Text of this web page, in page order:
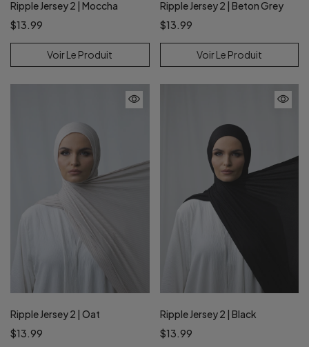
Ripple Jersey 2 | Moccha
$13.99
Voir Le Produit
Ripple Jersey 2 | Beton Grey
$13.99
Voir Le Produit
Ripple Jersey 2 | Oat
$13.99
Ripple Jersey 2 | Black
$13.99